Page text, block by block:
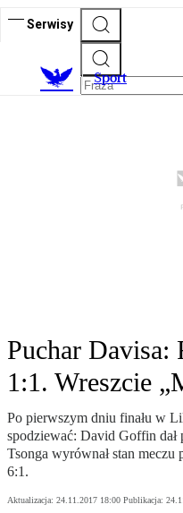
Serwisy
Sport
Puchar Davisa:
1:1. Wreszcie
Po pierwszym dniu finału w
spodziewać: David Goffin
Tsonga wyrównał stan meczu
6:1.
Aktualizacja: 24.11.2017 18:00 Publikacja: